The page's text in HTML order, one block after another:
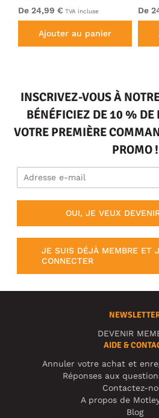
De 24,99 € TVA incluse
Ajouter au panier
De
INSCRIVEZ-VOUS À
BÉNÉFICIEZ DE 10 % DE
VOTRE PREMIÈRE
PROMO !
OUI, JE VEUX
JE SUIS DÉJÀ MEMBRE ET
CONNECTER
DEVENIR
AIDE &
Annuler votre achat et
Réponses aux
Contactez-
A propos de
Blog